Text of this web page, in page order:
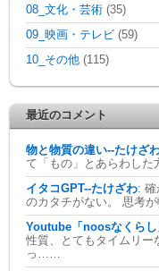
08_文化・芸術 (35)
09_映画・テレビ (59)
10_その他 (115)
最近のコメント
物と物質の違い--たけざ
て「もの」とあらわし
イタコGPT--たけざわ: 確
のカタチがない。 思考
Youtube「noosなくら
性質、とてもタイムリー
っ……